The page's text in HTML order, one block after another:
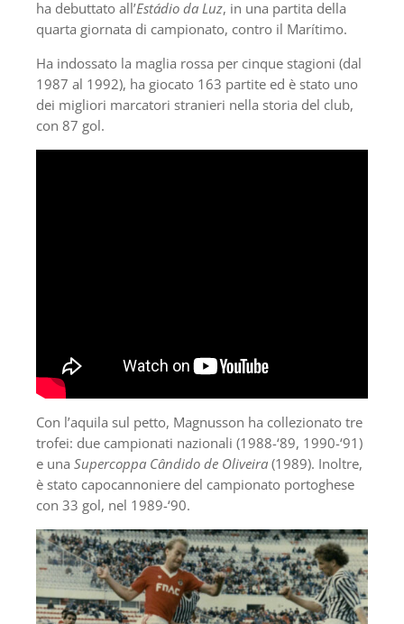
ha debuttato all’Estádio da Luz, in una partita della
quarta giornata di campionato, contro il Marítimo.
Ha indossato la maglia rossa per cinque stagioni (dal
1987 al 1992), ha giocato 163 partite ed è stato uno
dei migliori marcatori stranieri nella storia del club,
con 87 gol.
Con l’aquila sul petto, Magnusson ha collezionato tre
trofei: due campionati nazionali (1988-‘89, 1990-‘91)
e una Supercoppa Cândido de Oliveira (1989). Inoltre,
è stato capocannoniere del campionato portoghese
con 33 gol, nel 1989-‘90.